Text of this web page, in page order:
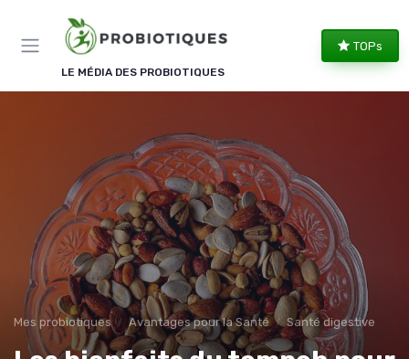
LE MÉDIA DES PROBIOTIQUES
TOPs
Mes probiotiques Avantages pour la Santé Santé digestive